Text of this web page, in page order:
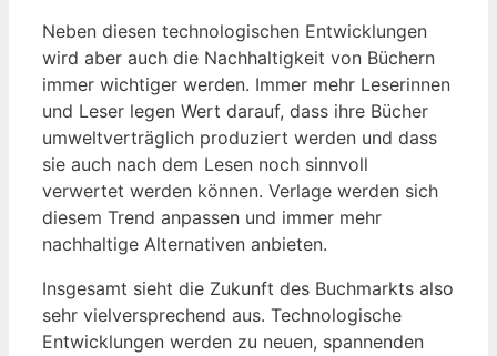
Neben diesen technologischen Entwicklungen
wird aber auch die Nachhaltigkeit von Büchern
immer wichtiger werden. Immer mehr Leserinnen
und Leser legen Wert darauf, dass ihre Bücher
umweltverträglich produziert werden und dass
sie auch nach dem Lesen noch sinnvoll
verwertet werden können. Verlage werden sich
diesem Trend anpassen und immer mehr
nachhaltige Alternativen anbieten.
Insgesamt sieht die Zukunft des Buchmarkts also
sehr vielversprechend aus. Technologische
Entwicklungen werden zu neuen, spannenden